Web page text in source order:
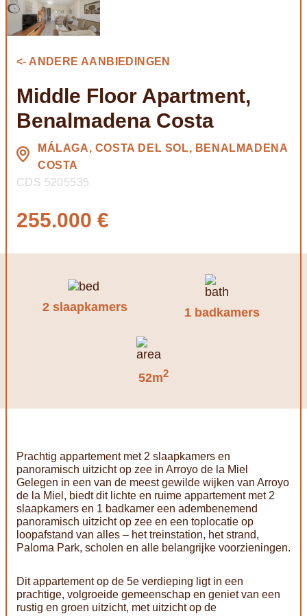
<- ANDERE AANBIEDINGEN
Middle Floor Apartment,
Benalmadena Costa
MÁLAGA, COSTA DEL SOL, BENALMADENA
COSTA
CDS 5205535
255.000 €
2 slaapkamers 1 badkamers
52m2
Prachtig appartement met 2 slaapkamers en
panoramisch uitzicht op zee in Arroyo de la Miel
Gelegen in een van de meest gewilde wijken van Arroyo
de la Miel, biedt dit lichte en ruime appartement met 2
slaapkamers en 1 badkamer een adembenemend
panoramisch uitzicht op zee en een toplocatie op
loopafstand van alles – het treinstation, het strand,
Paloma Park, scholen en alle belangrijke voorzieningen.
Dit appartement op de 5e verdieping ligt in een
prachtige, volgroeide gemeenschap en geniet van een
rustig en groen uitzicht, met uitzicht op de